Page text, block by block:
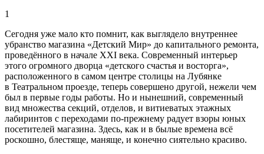
1
Сегодня уже мало кто помнит, как выглядело внутреннее
убранство магазина «Детский Мир» до капитального ремонта,
проведённого в начале XXI века. Современный интерьер
этого огромного дворца «детского счастья и восторга»,
расположенного в самом центре столицы на Лубянке
в Театральном проезде, теперь совершено другой, нежели чем
был в первые годы работы. Но и нынешний, современный
вид множества секций, отделов, и витиеватых этажных
лабиринтов с переходами по-прежнему радует взоры юных
посетителей магазина. Здесь, как и в былые времена всё
роскошно, блестяще, маняще, и конечно сиятельно красиво.